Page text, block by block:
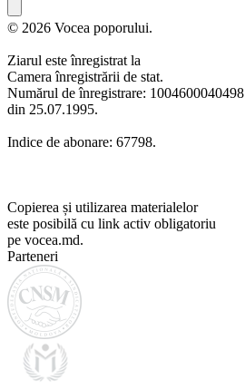
© 2026 Vocea poporului.
Ziarul este înregistrat la
Camera înregistrării de stat.
Numărul de înregistrare: 1004600040498
din 25.07.1995.
Indice de abonare: 67798.
Copierea și utilizarea materialelor
este posibilă cu link activ obligatoriu
pe vocea.md.
Parteneri